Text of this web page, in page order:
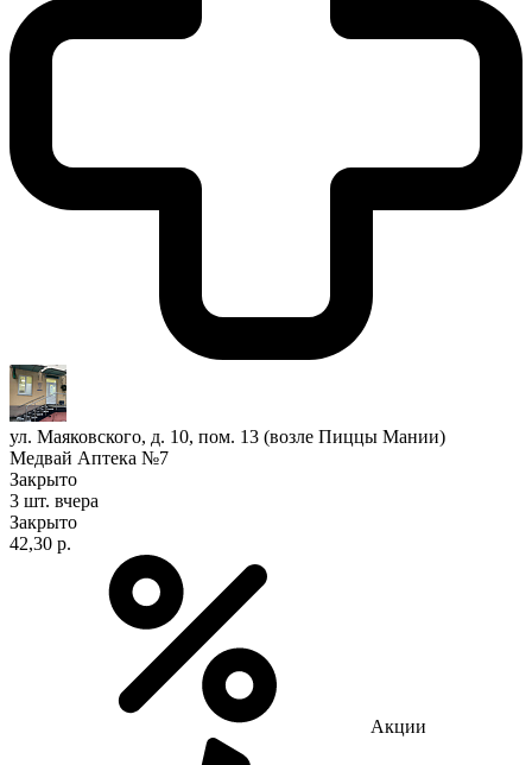
ул. Маяковского, д. 10, пом. 13 (возле Пиццы Мании)
Медвай Аптека №7
Закрыто
3 шт. вчера
Закрыто
42,30 р.
Акции